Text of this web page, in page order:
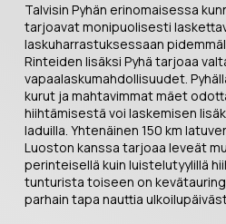
Talvisin Pyhän erinomaisessa
tarjoavat monipuolisesti
laskuharrastuksessaan
Rinteiden lisäksi Pyhä tarjoaa
vapaalaskumahdollisuudet.
kurut ja mahtavimmat mäet
hiihtämisestä voi laskemisen
laduilla. Yhtenäinen 150 km
Luoston kanssa tarjoaa leveät
perinteisellä kuin luistelutyylillä
tunturista toiseen on
parhain tapa nauttia